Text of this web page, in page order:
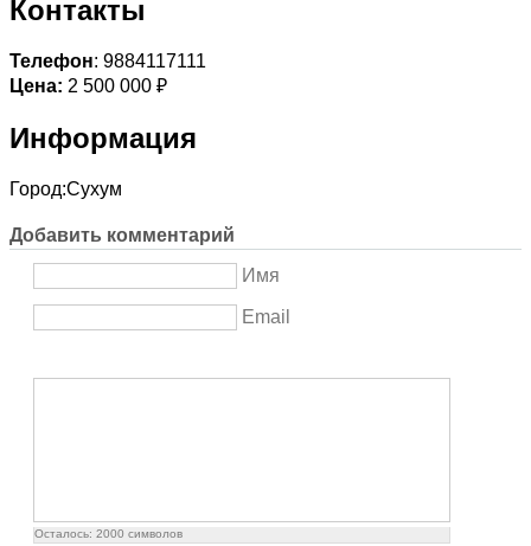
Контакты
Телефон: 9884117111
Цена: 2 500 000 ₽
Информация
Город:Сухум
Добавить комментарий
Имя
Email
Осталось: 2000 символов